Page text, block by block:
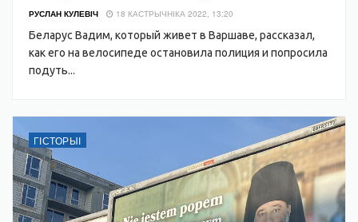
РУСЛАН КУЛЕВІЧ 18 КАСТРЫЧНІКА 2022, 13:20
Беларус Вадим, который живет в Варшаве, рассказал,
как его на велосипеде остановила полиция и попросила
подуть...
ГІСТОРЫІ